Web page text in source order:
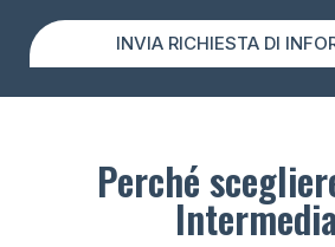
INVIA RICHIESTA DI
Perché